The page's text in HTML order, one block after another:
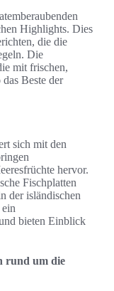
Highlights. Dies
die die
Die
mit frischen,
Beste der
sich mit den
hervor.
Fischplatten
der isländischen
bieten Einblick
rund um die